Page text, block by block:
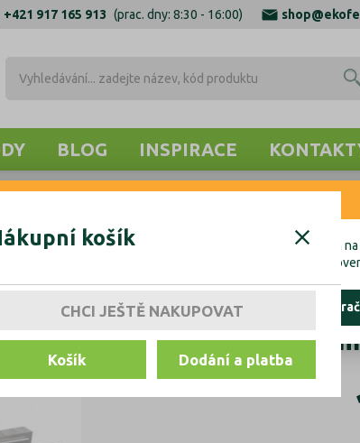
+421 917 165 913 (prac. dny: 8:30 - 16:00)
BLOG INSPIRACE
košík
CHCI JEŠTĚ NAKUPOVAT
Košík Dodání a platba
Držák skla,
uskutočniť objednávku do Českej republiky, kliknite prosím na
uskutočniť objednávku na Slovensko, kliknite prosím na
tu